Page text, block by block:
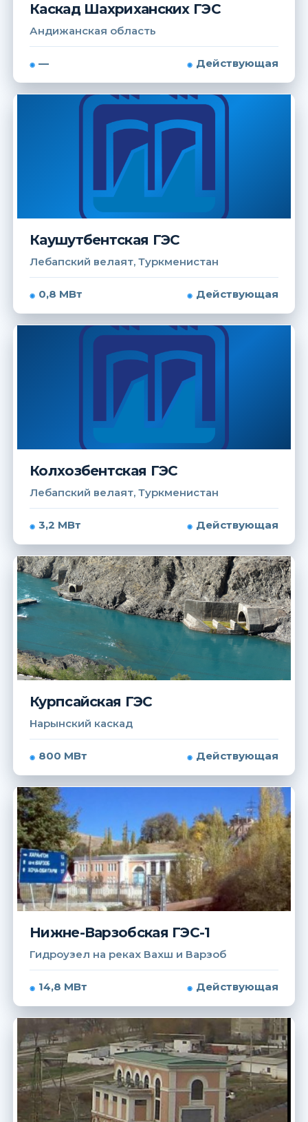
Каскад Шахриханских ГЭС
Андижанская область
— Действующая
Каушутбентская ГЭС
Лебапский велаят, Туркменистан
0,8 МВт Действующая
Колхозбентская ГЭС
Лебапский велаят, Туркменистан
3,2 МВт Действующая
Курпсайская ГЭС
Нарынский каскад
800 МВт Действующая
Нижне-Варзобская ГЭС-1
Гидроузел на реках Вахш и Варзоб
14,8 МВт Действующая